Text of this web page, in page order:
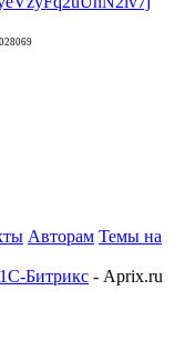
Авторам Темы на
Битрикс - Aprix.ru